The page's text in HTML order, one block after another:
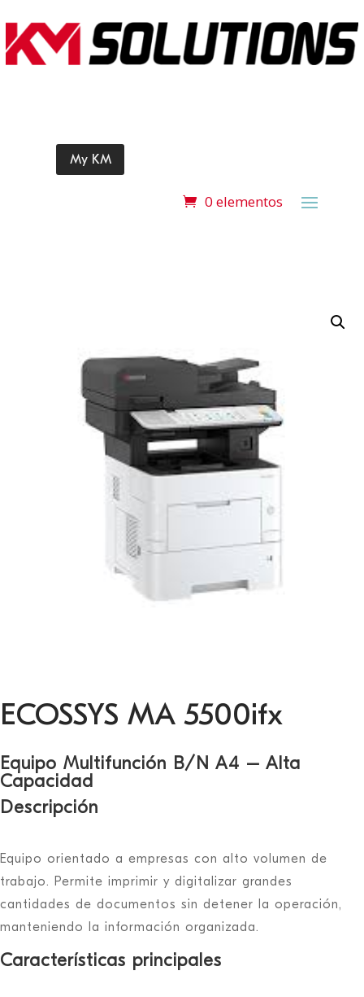
My KM
0 elementos
ECOSSYS MA 5500ifx
Equipo Multifunción B/N A4 – Alta
Capacidad
Descripción
Equipo orientado a empresas con alto volumen de
trabajo. Permite imprimir y digitalizar grandes
cantidades de documentos sin detener la operación,
manteniendo la información organizada.
Características principales